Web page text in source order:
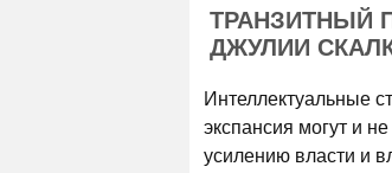
ТРАНЗИТНЫЙ
ДЖУЛИИ
Интеллектуальные
экспансия могут и
усилению власти и